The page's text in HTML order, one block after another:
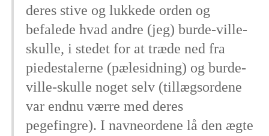
deres stive og lukkede orden og
befalede hvad andre (jeg) burde-ville-
skulle, i stedet for at træde ned fra
piedestalerne (pælesidning) og burde-
ville-skulle noget selv (tillægsordene
var endnu værre med deres
pegefingre). I navneordene lå den ægte